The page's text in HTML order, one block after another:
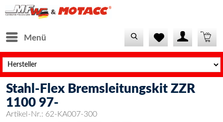
Menü
Stahl-Flex Bremsleitungskit ZZR
1100 97-
Artikel-Nr.: 62-KA007-300